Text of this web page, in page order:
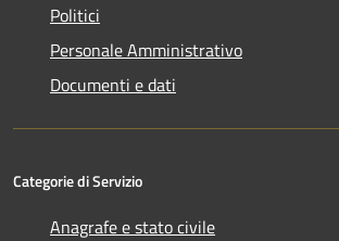
Politici
Personale Amministrativo
Documenti e dati
Categorie di Servizio
Anagrafe e stato civile